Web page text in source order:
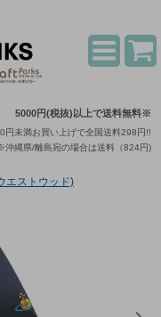
5000円(税抜)以上で送料無料※
円未満お買い上げで全国送料298円!!
沖縄県/離島宛の場合は送料（824円)
エストウッド)